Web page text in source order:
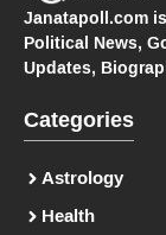
Janatapoll.com
Political News,
Updates,
Categories
Astrology
Health